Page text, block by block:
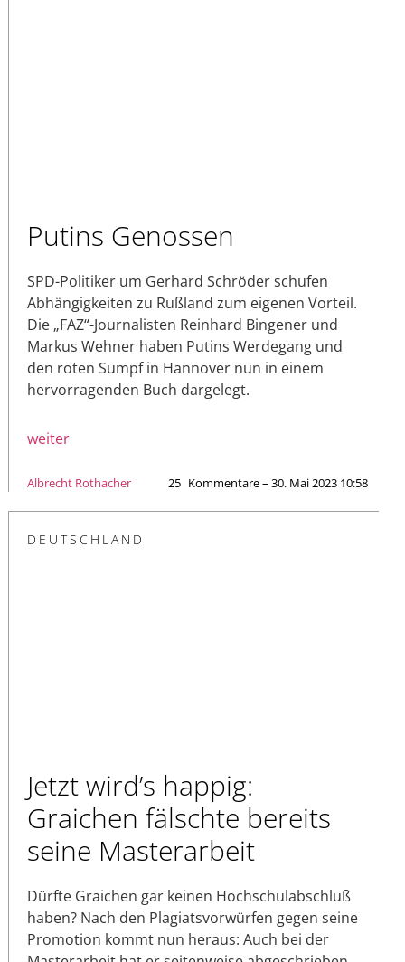
Putins Genossen
SPD-Politiker um Gerhard Schröder schufen
Abhängigkeiten zu Rußland zum eigenen Vorteil.
Die „FAZ“-Journalisten Reinhard Bingener und
Markus Wehner haben Putins Werdegang und
den roten Sumpf in Hannover nun in einem
hervorragenden Buch dargelegt.
weiter
Albrecht Rothacher 25 Kommentare – 30. Mai 2023 10:58
DEUTSCHLAND
Jetzt wird’s happig:
Graichen fälschte bereits
seine Masterarbeit
Dürfte Graichen gar keinen Hochschulabschluß
haben? Nach den Plagiatsvorwürfen gegen seine
Promotion kommt nun heraus: Auch bei der